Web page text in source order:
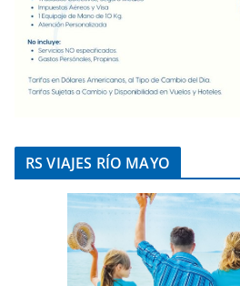
RS VIAJES RÍO MAYO